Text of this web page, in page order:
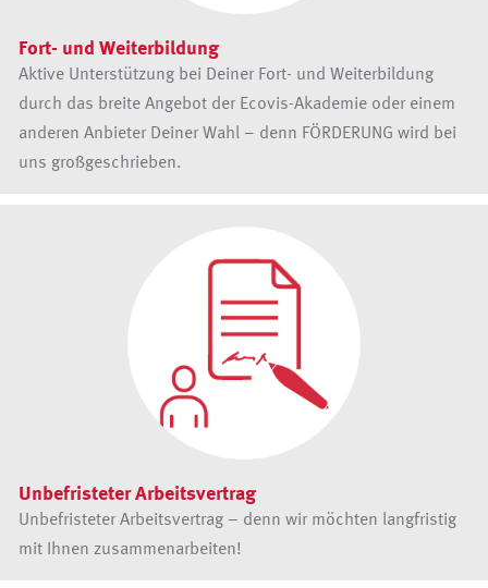
Fort- und Weiterbildung
Aktive Unterstützung bei Deiner Fort- und Weiterbildung
durch das breite Angebot der Ecovis-Akademie oder einem
anderen Anbieter Deiner Wahl – denn FÖRDERUNG wird bei
uns großgeschrieben.
Unbefristeter Arbeitsvertrag
Unbefristeter Arbeitsvertrag – denn wir möchten langfristig
mit Ihnen zusammenarbeiten!